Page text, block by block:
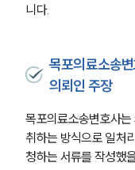
니다.
목포의료소송
의뢰인 주장
목포의료소송변호사
취하는 방식으로 일처
청하는 서류를 작성했